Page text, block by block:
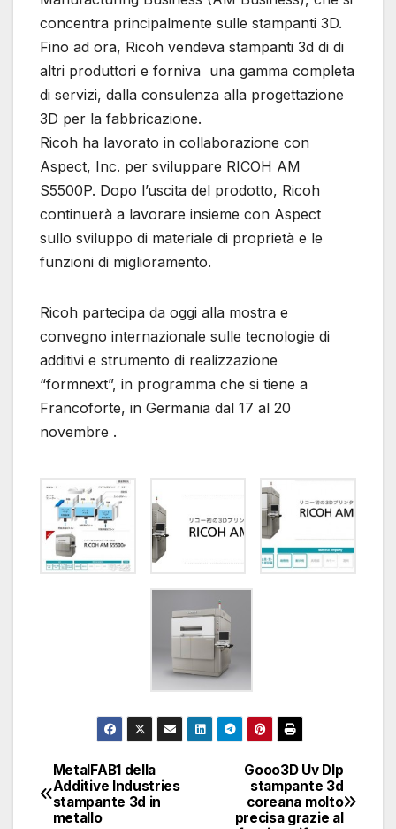
concentra principalmente sulle stampanti 3D.
Fino ad ora, Ricoh vendeva stampanti 3d di di
altri produttori e forniva una gamma completa
di servizi, dalla consulenza alla progettazione
3D per la fabbricazione.
Ricoh ha lavorato in collaborazione con
Aspect, Inc. per sviluppare RICOH AM
S5500P. Dopo l’uscita del prodotto, Ricoh
continuerà a lavorare insieme con Aspect
sullo sviluppo di materiale di proprietà e le
funzioni di miglioramento.
Ricoh partecipa da oggi alla mostra e
convegno internazionale sulle tecnologie di
additivi e strumento di realizzazione
“formnext”, in programma che si tiene a
Francoforte, in Germania dal 17 al 20
novembre .
Navigazione
articoli
Gooo3D Uv Dlp
stampante 3d
coreana molto
precisa grazie al
MetalFAB1 della
Additive Industries
stampante 3d in
metallo